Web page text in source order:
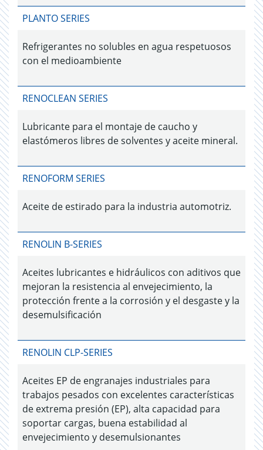
PLANTO SERIES
Refrigerantes no solubles en agua respetuosos
con el medioambiente
RENOCLEAN SERIES
Lubricante para el montaje de caucho y
elastómeros libres de solventes y aceite mineral.
RENOFORM SERIES
Aceite de estirado para la industria automotriz.
RENOLIN B-SERIES
Aceites lubricantes e hidráulicos con aditivos que
mejoran la resistencia al envejecimiento, la
protección frente a la corrosión y el desgaste y la
desemulsificación
RENOLIN CLP-SERIES
Aceites EP de engranajes industriales para
trabajos pesados con excelentes características
de extrema presión (EP), alta capacidad para
soportar cargas, buena estabilidad al
envejecimiento y desemulsionantes